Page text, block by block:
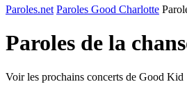
Paroles.net Paroles Good Charlotte
Paroles de la
Voir les prochains concerts de Good Kid